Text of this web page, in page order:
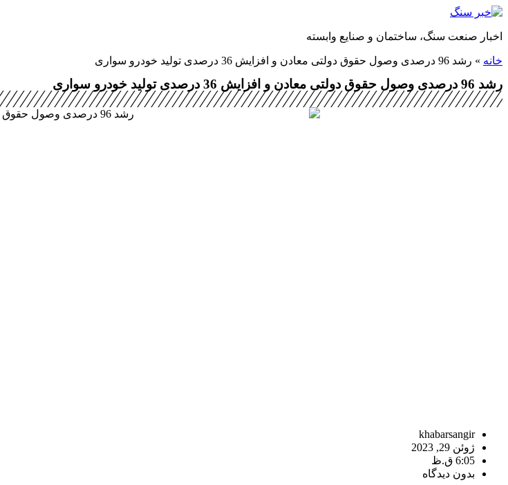
پرش
محتوا
اخبار صنعت سنگ، ساختمان و صنایع وابسته
خانه » رشد 96 درصدی وصول حقوق دولتی معادن‌ و افزایش 36 درصدی تولید خودرو‌ سواری‌
رشد 96 درصدی وصول حقوق دولتی معادن‌ و افزایش 36 درصدی تولید خودرو‌ سواری‌
khabarsangir
ژوئن 29, 2023
6:05 ق.ظ
بدون دیدگاه